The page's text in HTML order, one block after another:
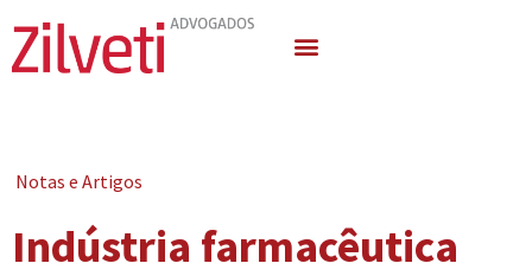
Notas e Artigos
Indústria farmacêutica